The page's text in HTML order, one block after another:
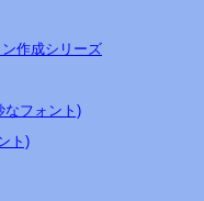
作成シリーズ
なフォント)
ト)